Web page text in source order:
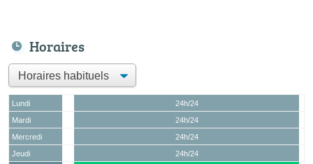
Horaires
Lundi
24h/24
Mardi
24h/24
Mercredi
24h/24
Jeudi
24h/24